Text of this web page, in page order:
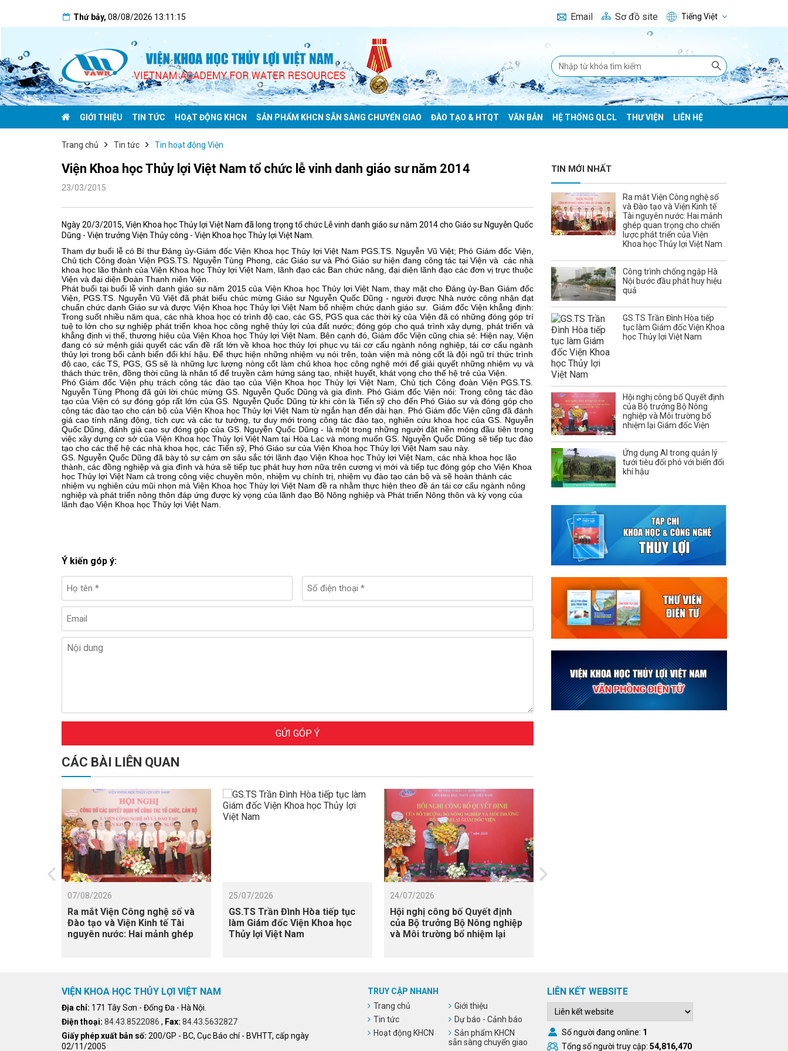
Thứ bảy, 08/08/2026 13:11:15 Email Sơ đồ site Tiếng Việt
GIỚI THIỆU TIN TỨC HOẠT ĐỘNG KHCN SẢN PHẨM KHCN SẴN SÀNG CHUYỂN GIAO ĐÀO TẠO & HTQT VĂN BẢN HỆ THỐNG QLCL THƯ VIỆN LIÊN HỆ
Trang chủ Tin tức Tin hoạt động Viện
Viện Khoa học Thủy lợi Việt Nam tổ chức lễ vinh danh giáo sư năm 2014
23/03/2015
Ngày 20/3/2015, Viện Khoa học Thủy lợi Việt Nam đã long trọng tổ chức Lễ vinh danh giáo sư năm 2014 cho Giáo sư Nguyễn Quốc
Dũng - Viện trưởng Viện Thủy công - Viện Khoa học Thủy lợi Việt Nam.
Tham dự buổi lễ có Bí thư Đảng ủy-Giám đốc Viện Khoa học Thủy lợi Việt Nam PGS.TS. Nguyễn Vũ Việt; Phó Giám đốc Viện,
Chủ tịch Công đoàn Viện PGS.TS. Nguyễn Tùng Phong, các Giáo sư và Phó Giáo sư hiện đang công tác tại Viện và
các nhà
khoa học lão thành của Viện Khoa học Thủy lợi Việt Nam, lãnh đạo các Ban chức năng, đại diện lãnh đạo các đơn vị trực thuộc
Viện và đại diện Đoàn Thanh niên Viện.
Phát buổi tại buổi lễ vinh danh giáo sư năm 2015 của Viện Khoa học Thủy lợi Việt Nam, thay mặt cho Đảng ủy-Ban Giám đốc
Viện, PGS.TS. Nguyễn Vũ Việt đã phát biểu chúc mừng Giáo sư Nguyễn Quốc Dũng - người được Nhà nước công nhận đạt
chuẩn chức danh Giáo sư và được Viện Khoa học Thủy lợi Việt Nam bổ nhiệm chức danh giáo sư.
Giám đốc Viện khẳng định:
Trong suốt nhiều năm qua, các nhà khoa học có trình độ cao, các GS, PGS qua các thời kỳ của Viện đã có những đóng góp trí
tuệ to lớn cho sự nghiệp phát triển khoa học công nghệ thủy lợi của đất nước; đóng góp cho quá trình xây dựng, phát triển và
khẳng định vị thế, thương hiệu của Viện Khoa học Thủy lợi Việt Nam. Bên cạnh đó, Giám đốc Viện cũng chia sẻ: Hiện nay, Viện
đang có sứ mệnh giải quyết các vấn đề rất lớn về khoa học thủy lợi phục vụ tái cơ cấu ngành nông nghiệp, tái cơ cấu ngành
thủy lợi trong bối cảnh biến đổi khí hậu. Để thực hiện những nhiệm vụ nói trên, toàn viện mà nòng cốt là đội ngũ trí thức trình
độ cao, các TS, PGS, GS sẽ là những lực lượng nòng cốt làm chủ khoa học công nghệ mới để giải quyết những nhiệm vụ và
thách thức trên, đồng thời cũng là nhân tố để truyền cảm hứng sáng tạo, nhiệt huyết, khát vọng cho thế hệ trẻ của Viện.
Phó Giám đốc Viện phụ trách công tác đào tạo của Viện Khoa học Thủy lợi Việt Nam, Chủ tịch Công đoàn Viện PGS.TS.
Nguyễn Tùng Phong đã gửi lời chúc mừng GS. Nguyễn Quốc Dũng và gia đình. Phó Giám đốc Viện nói: Trong công tác đào
tạo của Viện có sự đóng góp rất lớn của GS. Nguyễn Quốc Dũng từ khi còn là Tiến sỹ cho đến Phó Giáo sư và đóng góp cho
công tác đào tạo cho cán bộ của Viện Khoa học Thủy lợi Việt Nam từ ngắn hạn đến dài hạn. Phó Giám đốc Viện cũng đã đánh
giá cao tính năng động, tích cực và các tư tưởng, tư duy mới trong công tác đào tạo, nghiên cứu khoa học của GS. Nguyễn
Quốc Dũng, đánh giá cao sự đóng góp của GS. Nguyễn Quốc Dũng - là một trong những người đặt nền móng đầu tiên trong
việc xây dựng cơ sở của Viện Khoa học Thủy lợi Việt Nam tại Hòa Lạc và mong muốn GS. Nguyễn Quốc Dũng sẽ tiếp tục đào
tạo cho các thế hệ các nhà khoa học, các Tiến sỹ, Phó Giáo sư của Viện Khoa học Thủy lợi Việt Nam sau này.
GS. Nguyễn Quốc Dũng đã bày tỏ sự cảm ơn sâu sắc tới lãnh đạo Viện Khoa học Thủy lợi Việt Nam, các nhà khoa học lão
thành, các đồng nghiệp và gia đình và hứa sẽ tiếp tục phát huy hơn nữa trên cương vị mới và tiếp tục đóng góp cho Viện Khoa
học Thủy lợi Việt Nam cả trong công việc chuyên môn, nhiệm vụ chính trị, nhiệm vụ đào tạo cán bộ và sẽ hoàn thành các
nhiệm vụ nghiên cứu mũi nhọn mà Viện Khoa học Thủy lợi Việt Nam đề ra nhằm thực hiện theo đề án tái cơ cấu ngành nông
nghiệp và phát triển nông thôn đáp ứng được kỳ vọng của lãnh đạo Bộ Nông nghiệp và Phát triển Nông thôn và kỳ vọng của
lãnh đạo Viện Khoa học Thủy lợi Việt Nam.
Ý kiến góp ý:
GỬI GÓP Ý
CÁC BÀI LIÊN QUAN
07/08/2026
Ra mắt Viện Công nghệ số và
Đào tạo và Viện Kinh tế Tài
nguyên nước: Hai mảnh ghép
25/07/2026
GS.TS Trần Đình Hòa tiếp tục
làm Giám đốc Viện Khoa học
Thủy lợi Việt Nam
24/07/2026
Hội nghị công bố Quyết định
của Bộ trưởng Bộ Nông nghiệp
và Môi trường bổ nhiệm lại
TIN MỚI NHẤT
Ra mắt Viện Công nghệ số
và Đào tạo và Viện Kinh tế
Tài nguyên nước: Hai mảnh
ghép quan trọng cho chiến
lược phát triển của Viện
Khoa học Thủy lợi Việt Nam
Công trình chống ngập Hà
Nội bước đầu phát huy hiệu
quả
GS.TS Trần Đình Hòa tiếp
tục làm Giám đốc Viện Khoa
học Thủy lợi Việt Nam
Hội nghị công bố Quyết định
của Bộ trưởng Bộ Nông
nghiệp và Môi trường bổ
nhiệm lại Giám đốc Viện
Ứng dụng AI trong quản lý
tưới tiêu đối phó với biến đổi
khí hậu
VIỆN KHOA HỌC THỦY LỢI VIỆT NAM
Địa chỉ: 171 Tây Sơn - Đống Đa - Hà Nội.
Điện thoại: 84.43.8522086 , Fax: 84.43.5632827
Giấy phép xuất bản số: 200/GP - BC, Cục Báo chí - BVHTT, cấp ngày
02/11/2005
TRUY CẬP NHANH
Trang chủ
Giới thiệu
Tin tức
Dự báo - Cảnh báo
Hoạt động KHCN
Sản phẩm KHCN
sẵn sàng chuyển giao
LIÊN KẾT WEBSITE
Số người đang online: 1
Tổng số người truy cập:54,816,470